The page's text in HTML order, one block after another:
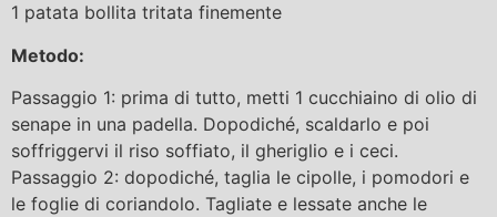
1 patata bollita tritata finemente
Metodo:
Passaggio 1: prima di tutto, metti 1 cucchiaino di olio di
senape in una padella. Dopodiché, scaldarlo e poi
soffriggervi il riso soffiato, il gheriglio e i ceci.
Passaggio 2: dopodiché, taglia le cipolle, i pomodori e
le foglie di coriandolo. Tagliate e lessate anche le